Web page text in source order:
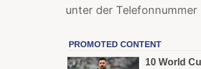
unter der Telefonnummer